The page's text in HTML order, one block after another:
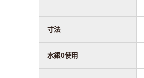
寸法
水銀0使用